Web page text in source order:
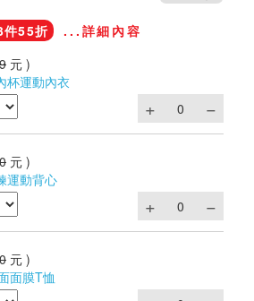
件55折
...詳細內容
元 )
杯運動內衣
元 )
運動背心
元 )
面膜T恤